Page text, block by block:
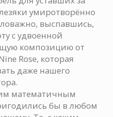
умиротворённо
выспавшись,
с удвоенной
композицию от
Rose, которая
даже нашего
математичным
бы в любом